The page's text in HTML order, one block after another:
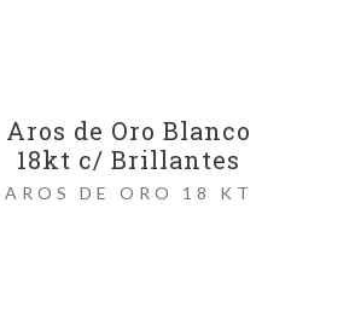
Aros de Oro Blanco
18kt c/ Brillantes
AROS DE ORO 18 KT